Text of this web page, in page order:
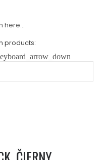
here...
products: